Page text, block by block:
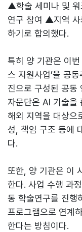
▲학술 세미나 및
연구 참여 ▲지역 사
하기로 합의했다.
특히 양 기관은 이번
스 지원사업’을 공
진으로 구성된 공동
자문단은 AI 기술을
해외 지역을 대상으
성, 책임 구조 등에
다.
또한, 양 기관은 이
한다. 사업 수행 과
동 학술연구를 진행
프로그램으로 연계
한다는 방침이다.